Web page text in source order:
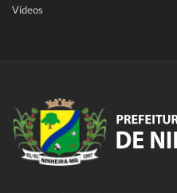
Vídeos